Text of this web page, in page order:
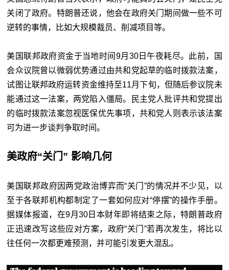
关闭了政府。特朗普还说，他会在政府关门期间做一些不可
逆转的事情，比如大规模裁员、削减项目等。
美国联邦政府资金于当地时间9月30日午夜耗尽。此前，国
会众议院曾以微弱优势通过由共和党起草的临时拨款法案，
试图让联邦政府运转资金维持至11月下旬，但随后参议院未
能通过这一法案，两党陷入僵局。民主党人批评共和党提出
的临时拨款法案忽视医保优先事项，共和党人则表示该法案
可为进一步谈判争取时间。
美政府“关门” 影响几何
美国联邦政府因两党政治博弈而“关门”的情况并不少见，以
至于各联邦机构都制定了一套如何应对“停摆”的操作手册。
据媒体报道，在9月30日本财年即将结束之际，特朗普政府
正迅速改写这些应对方案，政府“关门”若再次发生，将比以
往任何一次都更难预测，并可能引发更大混乱。